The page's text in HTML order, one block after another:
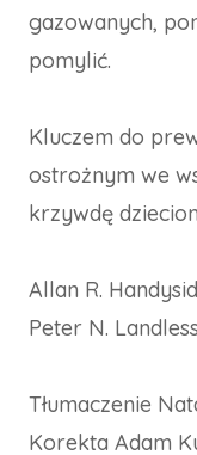
gazowanych,
pomylić.
Kluczem do
ostrożnym we
krzywdę
Allan R.
Peter N. Landless
Tłumaczenie
Korekta Adam